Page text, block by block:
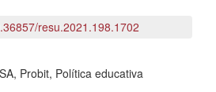
resu.2021.198.1702
Probit, Política educativa